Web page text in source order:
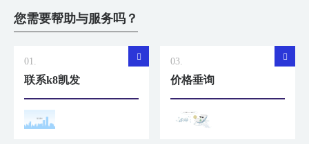
您需要帮助与服务吗？
01.
联系k8凯发
03.
价格垂询